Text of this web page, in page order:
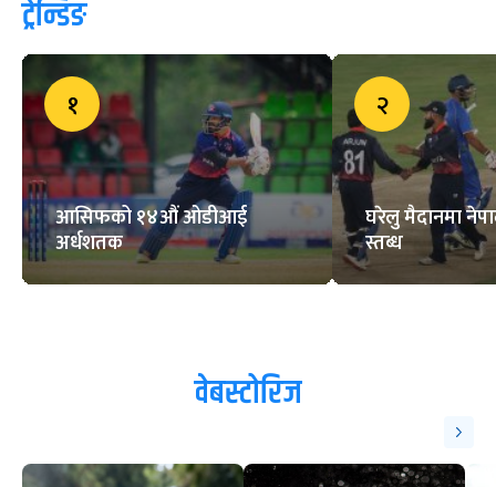
ट्रेन्डिङ
१
आसिफको १४औं ओडीआई
अर्धशतक
२
घरेलु मैदानमा
स्तब्ध
वेबस्टोरिज